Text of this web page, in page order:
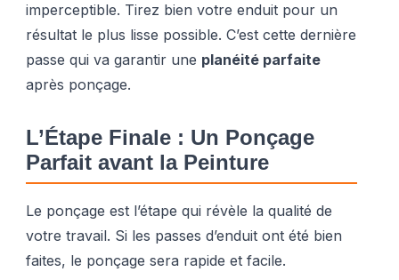
imperceptible. Tirez bien votre enduit pour un
résultat le plus lisse possible. C’est cette dernière
passe qui va garantir une planéité parfaite
après ponçage.
L’Étape Finale : Un Ponçage
Parfait avant la Peinture
Le ponçage est l’étape qui révèle la qualité de
votre travail. Si les passes d’enduit ont été bien
faites, le ponçage sera rapide et facile.